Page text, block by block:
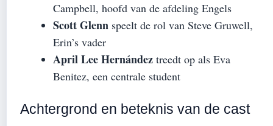
Campbell, hoofd van de afdeling Engels
Scott Glenn speelt de rol van Steve Gruwell,
Erin’s vader
April Lee Hernández treedt op als Eva
Benitez, een centrale student
Achtergrond en beteknis van de cast